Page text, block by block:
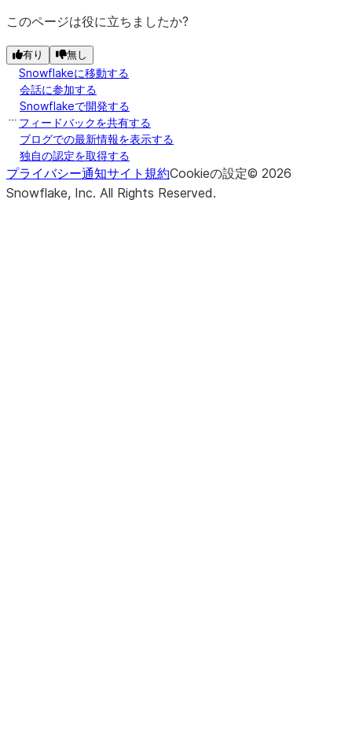
このページは役に立ちましたか?
有り 無し
Snowflakeに移動する
会話に参加する
Snowflakeで開発する
フィードバックを共有する
ブログでの最新情報を表示する
独自の認定を取得する
プライバシー通知サイト規約Cookieの設定© 2026
Snowflake, Inc. All Rights Reserved.